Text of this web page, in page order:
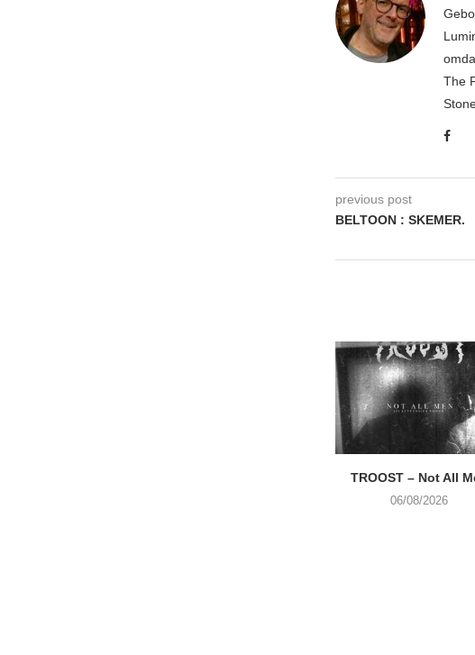
The
previous post
BELTOON : SKEMER.
TROOST – Not All
06/08/2026